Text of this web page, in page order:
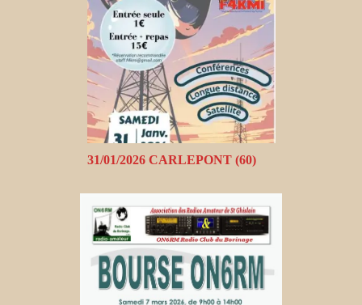
31/01/2026 CARLEPONT (60)